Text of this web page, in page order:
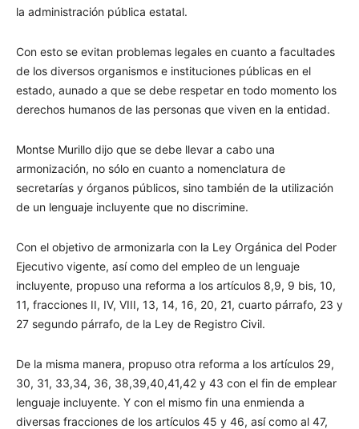
la administración pública estatal.
Con esto se evitan problemas legales en cuanto a facultades
de los diversos organismos e instituciones públicas en el
estado, aunado a que se debe respetar en todo momento los
derechos humanos de las personas que viven en la entidad.
Montse Murillo dijo que se debe llevar a cabo una
armonización, no sólo en cuanto a nomenclatura de
secretarías y órganos públicos, sino también de la utilización
de un lenguaje incluyente que no discrimine.
Con el objetivo de armonizarla con la Ley Orgánica del Poder
Ejecutivo vigente, así como del empleo de un lenguaje
incluyente, propuso una reforma a los artículos 8,9, 9 bis, 10,
11, fracciones II, IV, VIII, 13, 14, 16, 20, 21, cuarto párrafo, 23 y
27 segundo párrafo, de la Ley de Registro Civil.
De la misma manera, propuso otra reforma a los artículos 29,
30, 31, 33,34, 36, 38,39,40,41,42 y 43 con el fin de emplear
lenguaje incluyente. Y con el mismo fin una enmienda a
diversas fracciones de los artículos 45 y 46, así como al 47,